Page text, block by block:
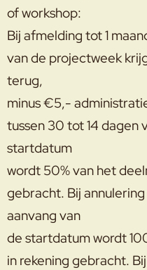
of workshop:
Bij afmelding tot 1
van de projectweek
terug,
minus €5,-
tussen 30 tot 14 dagen
startdatum
wordt 50% van het
gebracht. Bij
aanvang van
de startdatum wordt
in rekening gebracht.